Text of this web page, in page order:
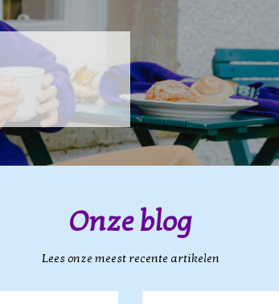
Onze blog
Lees onze meest recente artikelen